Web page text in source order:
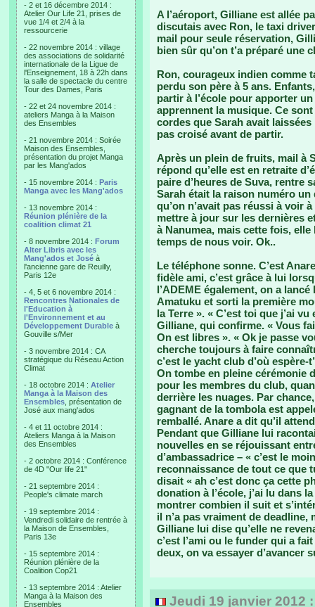
- 2 et 16 décembre 2014 :
Atelier Our Life 21, prises de
vue 1/4 et 2/4 à la
ressourcerie
- 22 novembre 2014 : village
des associations de solidarité
internationale de la Ligue de
l'Enseignement, 18 à 22h dans
la salle de spectacle du centre
Tour des Dames, Paris
- 22 et 24 novembre 2014 :
ateliers Manga à la Maison
des Ensembles
- 21 novembre 2014 : Soirée
Maison des Ensembles,
présentation du projet Manga
par les Mang'ados
- 15 novembre 2014 : Paris
Manga avec les Mang'ados
- 13 novembre 2014 :
Réunion plénière de la
coalition climat 21
- 8 novembre 2014 : Forum
Alter Libris avec les
Mang'ados et José à
l'ancienne gare de Reuilly,
Paris 12e
- 4, 5 et 6 novembre 2014 :
Rencontres Nationales de
l'Education à
l'Environnement et au
Développement Durable à
Gouville s/Mer
- 3 novembre 2014 : CA
stratégique du Réseau Action
Climat
- 18 octobre 2014 : Atelier
Manga à la Maison des
Ensembles , présentation de
José aux mang'ados
- 4 et 11 octobre 2014 :
Ateliers Manga à la Maison
des Ensembles
- 2 octobre 2014 : Conférence
de 4D "Our life 21"
- 21 septembre 2014 :
People's climate march
- 19 septembre 2014 :
Vendredi solidaire de rentrée à
la Maison de Ensembles,
Paris 13e
- 15 septembre 2014 :
Réunion plénière de la
Coalition Cop21
- 13 septembre 2014 : Atelier
Manga à la Maison des
Ensembles
A l’aéroport, Gilliane est allée
discutais avec Ron, le taxi
mail pour seule réservation,
bien sûr qu’on t’a préparé une
Ron, courageux indien comme
perdu son père à 5 ans.
partir à l’école pour apporter
apprennent la musique. Ce
cordes que Sarah avait
pas croisé avant de partir.
Après un plein de fruits, mail à
répond qu’elle est en retraite
paire d’heures de Suva, rentre
Sarah était la raison numéro
qu’on n’avait pas réussi à voir
mettre à jour sur les dernières
à Nanumea, mais cette fois,
temps de nous voir. Ok..
Le téléphone sonne. C’est
fidèle ami, c’est grâce à lui
l’ADEME également, on a
Amatuku et sorti la première
la Terre ». « C’est toi que j’ai
Gilliane, qui confirme. « Vous
On est libres ». « Ok je passe
cherche toujours à faire
c’est le yacht club d’où
On tombe en pleine cérémonie
pour les membres du club,
derrière les nuages. Par
gagnant de la tombola est
remballé. Anare a dit qu’il
Pendant que Gilliane lui
nouvelles en se réjouissant
d’ambassadrice – « c’est le
reconnaissance de tout ce que
disait « ah c’est donc ça cette
donation à l’école, j’ai lu dans
montrer combien il suit et
il n’a pas vraiment de deadline,
Gilliane lui dise qu’elle ne
c’est l’ami ou le funder qui a
deux, on va essayer d’avancer
Jeudi 19 janvier 2012